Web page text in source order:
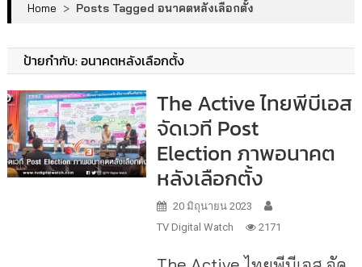
Home > Posts Tagged อนาคตหลังเลือกตั้ง
ป้ายกำกับ:อนาคตหลังเลือกตั้ง
The Active ไทยพีบีเอส
จัดเวที Post
Election ภาพอนาคต
หลังเลือกตั้ง
20 มิถุนายน 2023
TV Digital Watch
2171